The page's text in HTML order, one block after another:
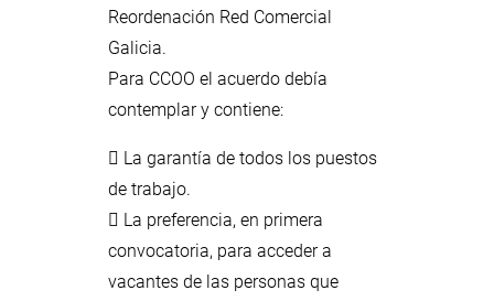
Reordenación Red Comercial
Galicia.
Para CCOO el acuerdo debía
contemplar y contiene:
 La garantía de todos los puestos
de trabajo.
 La preferencia, en primera
convocatoria, para acceder a
vacantes de las personas que